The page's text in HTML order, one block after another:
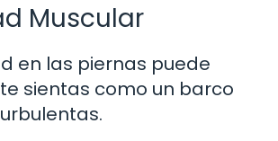
Muscular
en las piernas puede
sientas como un barco